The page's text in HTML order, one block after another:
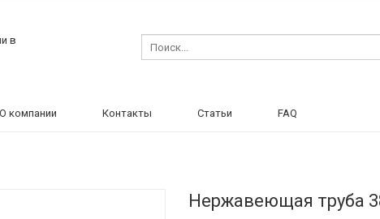
в
О компании Контакты Статьи FAQ
Нержавеющая труба